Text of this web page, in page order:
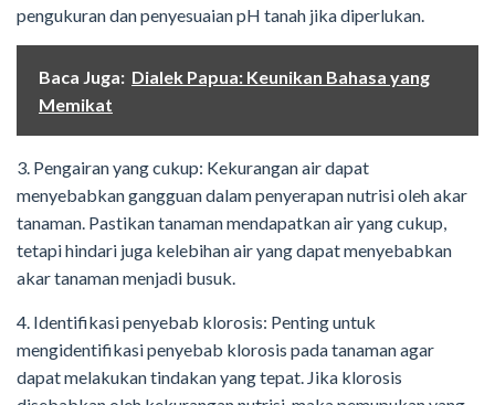
pengukuran dan penyesuaian pH tanah jika diperlukan.
Baca Juga: Dialek Papua: Keunikan Bahasa yang
Memikat
3. Pengairan yang cukup: Kekurangan air dapat
menyebabkan gangguan dalam penyerapan nutrisi oleh akar
tanaman. Pastikan tanaman mendapatkan air yang cukup,
tetapi hindari juga kelebihan air yang dapat menyebabkan
akar tanaman menjadi busuk.
4. Identifikasi penyebab klorosis: Penting untuk
mengidentifikasi penyebab klorosis pada tanaman agar
dapat melakukan tindakan yang tepat. Jika klorosis